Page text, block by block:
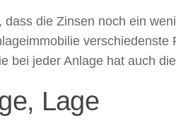
dass die Zinsen noch ein
bei jeder Anlage hat auch
Lage